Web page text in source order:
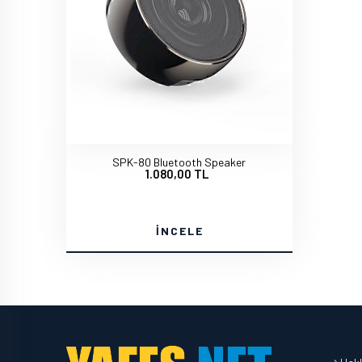
SPK-80 Bluetooth Speaker
1.080,00 TL
İNCELE